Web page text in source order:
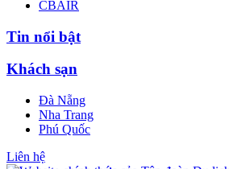
CBAIR
Tin nổi bật
Khách sạn
Đà Nẵng
Nha Trang
Phú Quốc
Liên hệ